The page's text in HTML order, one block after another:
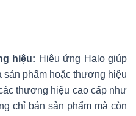
hiệu: Hiệu ứng Halo giúp
sản phẩm hoặc thương hiệu
thương hiệu cao cấp như
chỉ bán sản phẩm mà còn